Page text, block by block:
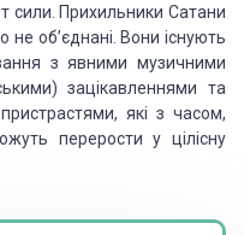
сили. Прихильники Сатани
не об’єднані. Вони існують
з явними музичними
зацікавленнями та
які з часом,
перерости у цілісну